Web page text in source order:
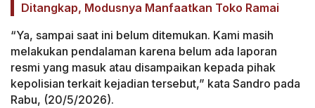
Ditangkap, Modusnya Manfaatkan Toko Ramai
“Ya, sampai saat ini belum ditemukan. Kami masih
melakukan pendalaman karena belum ada laporan
resmi yang masuk atau disampaikan kepada pihak
kepolisian terkait kejadian tersebut,” kata Sandro pada
Rabu, (20/5/2026).